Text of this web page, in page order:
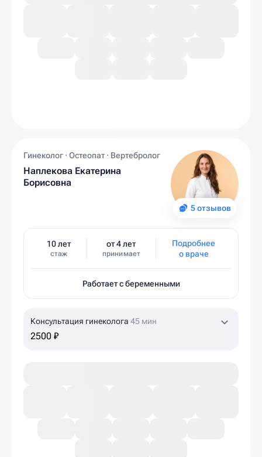
5 отзывов
Гинеколог · Остеопат · Вертебролог
Наплекова Екатерина
Борисовна
10 лет
стаж
от 4 лет
принимает
Подробнее
о враче
Работает с беременными
Консультация гинеколога 45 мин
2500 ₽